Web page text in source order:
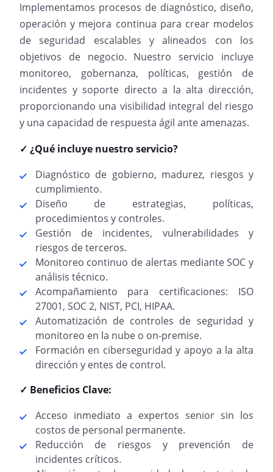
Implementamos procesos de diagnóstico, diseño,
operación y mejora continua para crear modelos
de seguridad escalables y alineados con los
objetivos de negocio. Nuestro servicio incluye
monitoreo, gobernanza, políticas, gestión de
incidentes y soporte directo a la alta dirección,
proporcionando una visibilidad integral del riesgo
y una capacidad de respuesta ágil ante amenazas.
✓ ¿Qué incluye nuestro servicio?
Diagnóstico de gobierno, madurez, riesgos y
cumplimiento.
Diseño de estrategias, políticas,
procedimientos y controles.
Gestión de incidentes, vulnerabilidades y
riesgos de terceros.
Monitoreo continuo de alertas mediante SOC y
análisis técnico.
Acompañamiento para certificaciones: ISO
27001, SOC 2, NIST, PCI, HIPAA.
Automatización de controles de seguridad y
monitoreo en la nube o on-premise.
Formación en ciberseguridad y apoyo a la alta
dirección y entes de control.
✓ Beneficios Clave:
Acceso inmediato a expertos senior sin los
costos de personal permanente.
Reducción de riesgos y prevención de
incidentes críticos.